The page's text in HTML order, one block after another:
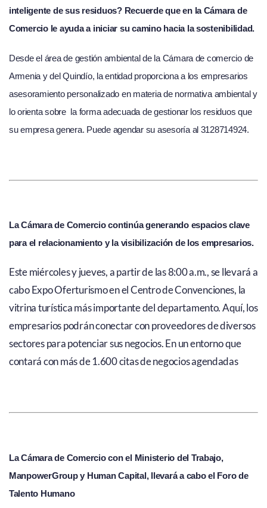
inteligente de sus residuos? Recuerde que en la Cámara de
Comercio le ayuda a iniciar su camino hacia la sostenibilidad.
Desde el área de gestión ambiental de la Cámara de comercio de
Armenia y del Quindío, la entidad proporciona a los empresarios
asesoramiento personalizado en materia de normativa ambiental y
lo orienta sobre la forma adecuada de gestionar los residuos que
su empresa genera. Puede agendar su asesoría al 3128714924.
La Cámara de Comercio continúa generando espacios clave
para el relacionamiento y la visibilización de los empresarios.
Este miércoles y jueves, a partir de las 8:00 a.m., se llevará a
cabo Expo Oferturismo en el Centro de Convenciones, la
vitrina turística más importante del departamento. Aquí, los
empresarios podrán conectar con proveedores de diversos
sectores para potenciar sus negocios. En un entorno que
contará con más de 1.600 citas de negocios agendadas
La Cámara de Comercio con el Ministerio del Trabajo,
ManpowerGroup y Human Capital, llevará a cabo el Foro de
Talento Humano